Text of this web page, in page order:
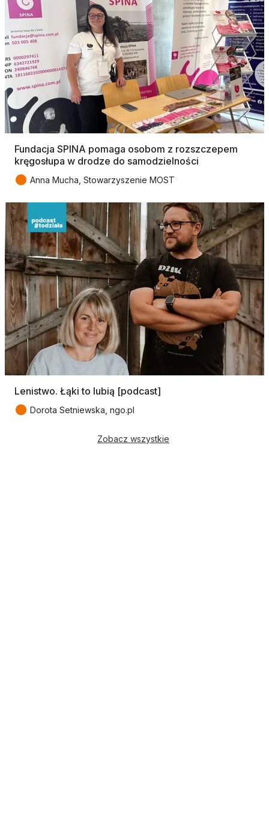
Fundacja SPINA pomaga osobom z rozszczepem
kręgosłupa w drodze do samodzielności
● Anna Mucha, Stowarzyszenie MOST
Lenistwo. Łąki to lubią [podcast]
● Dorota Setniewska, ngo.pl
Zobacz wszystkie